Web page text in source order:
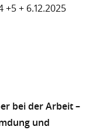
+ 6.12.2025
bei der Arbeit –
und